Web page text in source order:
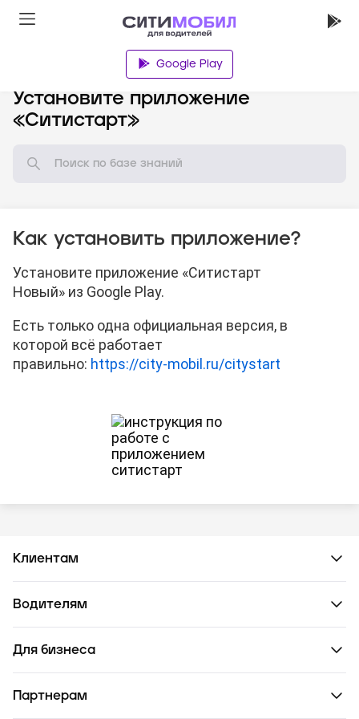
Google Play
Установите приложение
«Ситистарт»
Как установить приложение?
Установите приложение «Ситистарт
Новый» из Google Play.
Есть только одна официальная версия, в
которой всё работает
правильно: https://city-mobil.ru/citystart
Клиентам
Водителям
Для бизнеса
Партнерам